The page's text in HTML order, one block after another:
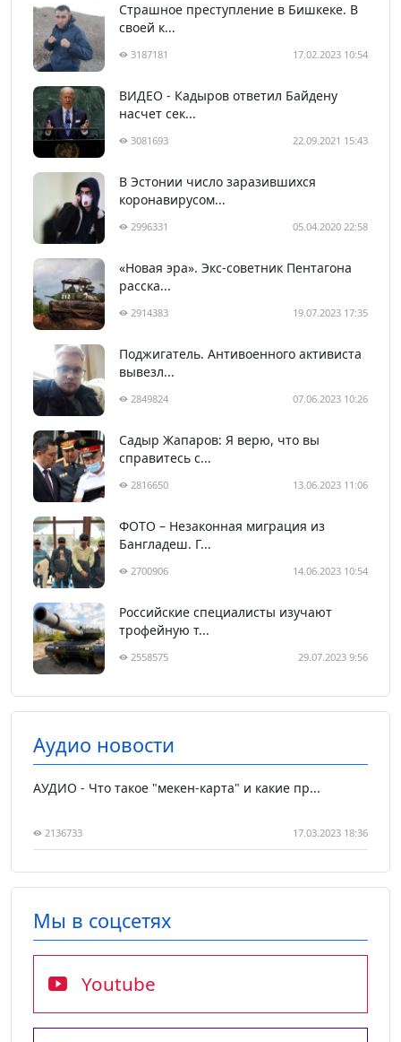
Страшное преступление в Бишкеке. В
своей к...
3187181 17.02.2023 10:54
ВИДЕО - Кадыров ответил Байдену
насчет сек...
3081693 22.09.2021 15:43
В Эстонии число заразившихся
коронавирусом...
2996331 05.04.2020 22:58
«Новая эра». Экс-советник Пентагона
расска...
2914383 19.07.2023 17:35
Поджигатель. Антивоенного активиста
вывезл...
2849824 07.06.2023 10:26
Садыр Жапаров: Я верю, что вы
справитесь с...
2816650 13.06.2023 11:06
ФОТО – Незаконная миграция из
Бангладеш. Г...
2700906 14.06.2023 10:54
Российские специалисты изучают
трофейную т...
2558575 29.07.2023 9:56
Аудио новости
АУДИО - Что такое "мекен-карта" и какие пр...
2136733 17.03.2023 18:36
Мы в соцсетях
Youtube